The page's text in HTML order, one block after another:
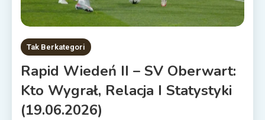
Tak Berkategori
Rapid Wiedeń II – SV Oberwart:
Kto Wygrał, Relacja I Statystyki
(19.06.2026)